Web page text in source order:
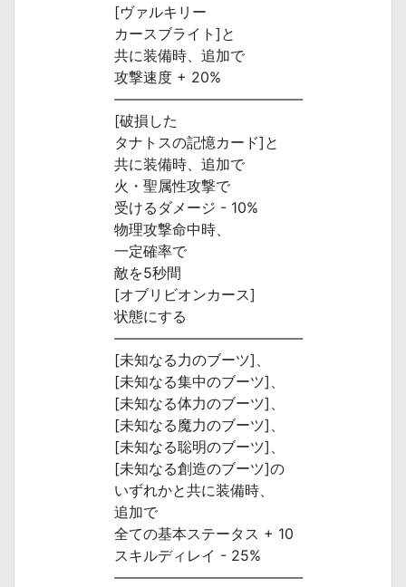
[ヴァルキリー
カースブライト]と
共に装備時、追加で
攻撃速度 + 20%
―――――――――――――
[破損した
タナトスの記憶カード]と
共に装備時、追加で
火・聖属性攻撃で
受けるダメージ - 10%
物理攻撃命中時、
一定確率で
敵を5秒間
[オブリビオンカース]
状態にする
―――――――――――――
[未知なる力のブーツ]、
[未知なる集中のブーツ]、
[未知なる体力のブーツ]、
[未知なる魔力のブーツ]、
[未知なる聡明のブーツ]、
[未知なる創造のブーツ]の
いずれかと共に装備時、
追加で
全ての基本ステータス + 10
スキルディレイ - 25%
―――――――――――――